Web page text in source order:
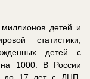
детей и
статистики,
детей с
1000. В России
до 17 лет с ДЦП,